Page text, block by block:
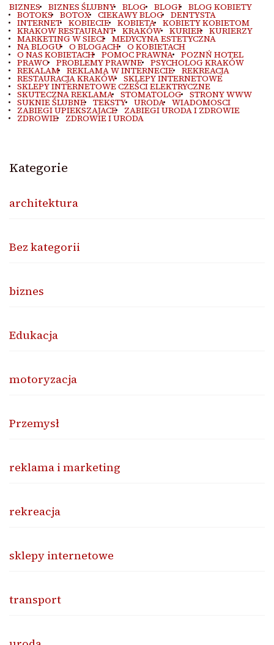
BIZNES BIZNES ŚLUBNY BLOG BLOGI BLOG KOBIETY
BOTOKS BOTOX CIEKAWY BLOG DENTYSTA
INTERNET KOBIECIE KOBIETA KOBIETY KOBIETOM
KRAKOW RESTAURANT KRAKÓW KURIER KURIERZY
MARKETING W SIECI MEDYCYNA ESTETYCZNA
NA BLOGU O BLOGACH O KOBIETACH
O NAS KOBIETACH POMOC PRAWNA POZNŃ HOTEL
PRAWO PROBLEMY PRAWNE PSYCHOLOG KRAKÓW
REKALAM REKLAMA W INTERNECIE REKREACJA
RESTAURACJA KRAKÓW SKLEPY INTERNETOWE
SKLEPY INTERNETOWE CZEŚCI ELEKTRYCZNE
SKUTECZNA REKLAMA STOMATOLOG STRONY WWW
SUKNIE ŚLUBNE TEKSTY URODA WIADOMOSCI
ZABIEGI UPIEKSZAJACE ZABIEGI URODA I ZDROWIE
ZDROWIE ZDROWIE I URODA
Kategorie
architektura
Bez kategorii
biznes
Edukacja
motoryzacja
Przemysł
reklama i marketing
rekreacja
sklepy internetowe
transport